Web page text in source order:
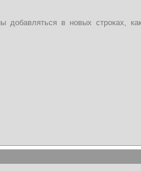
добавляться в новых строках,